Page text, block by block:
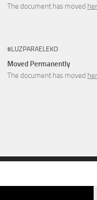
The document has moved
#LUZPARAELEKO
Moved Permanently
The document has moved